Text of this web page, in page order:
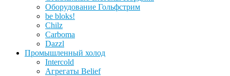
Оборудование Гольфстрим
be bloks!
Chilz
Carboma
Dazzl
Промышленный холод
Intercold
Агрегаты Belief